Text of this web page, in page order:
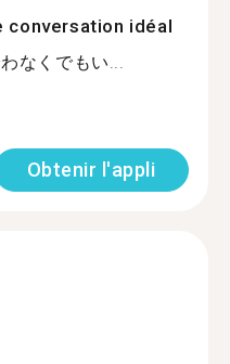
conversation idéal
なくでもい...
Obtenir l'appli